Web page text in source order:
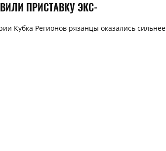
ПРИСТАВКУ ЭКС-
Кубка Регионов рязанцы оказались сильнее